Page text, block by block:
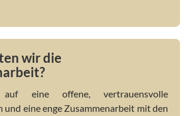
wir die
eine offene, vertrauensvolle
eine enge Zusammenarbeit mit den